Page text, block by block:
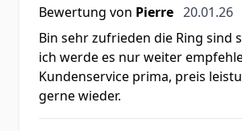
Bewertung von Pierre 20. Januar
20.01.26
Bin sehr zufrieden die Ring sind
ich werde es nur weiter
Kundenservice prima, preis
gerne wieder.